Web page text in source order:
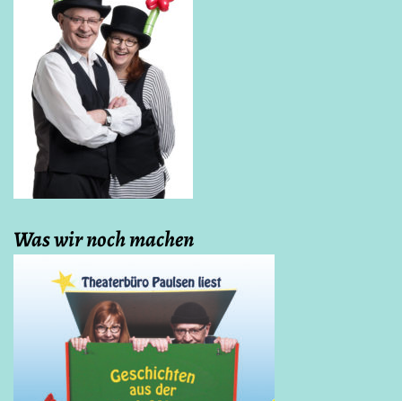
Was wir noch machen